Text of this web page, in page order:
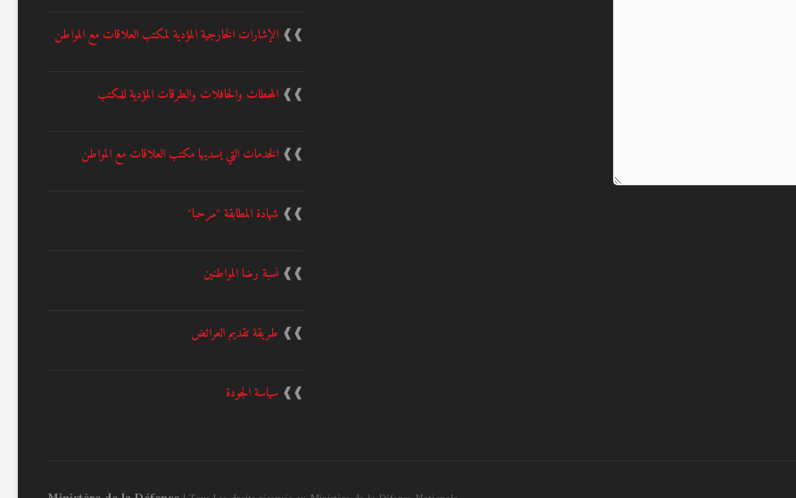
❱❱الإشارات الخارجية المؤدية لمكتب العلاقات مع المواطن
❱❱المحطات والحافلات والطرقات المؤدية للمكتب
❱❱الخدمات التي يسديها مكتب العلاقات مع المواطن
❱❱ شهادة المطابقة "مرحبا"
❱❱نسبة رضا المواطنين
❱❱ طريقة تقديم العرائض
❱❱سياسة الجودة